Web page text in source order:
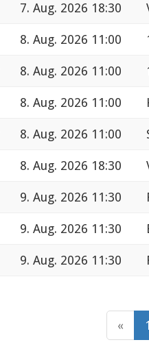
7. Aug. 2026 18:30
8. Aug. 2026 11:00
8. Aug. 2026 11:00
8. Aug. 2026 11:00
8. Aug. 2026 11:00
8. Aug. 2026 18:30
9. Aug. 2026 11:30
9. Aug. 2026 11:30
9. Aug. 2026 11:30
« 1